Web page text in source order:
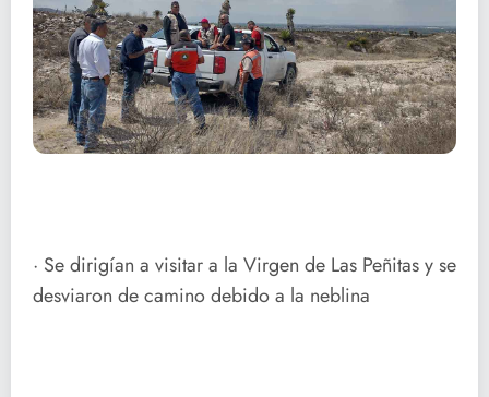
· Se dirigían a visitar a la Virgen de Las Peñitas y se
desviaron de camino debido a la neblina